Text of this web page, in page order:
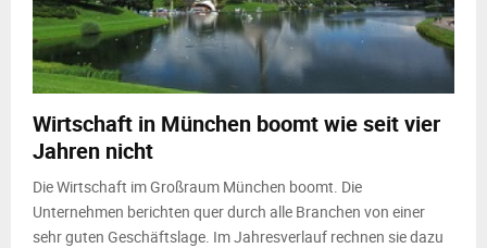
Wirtschaft in München boomt wie seit vier
Jahren nicht
Die Wirtschaft im Großraum München boomt. Die
Unternehmen berichten quer durch alle Branchen von einer
sehr guten Geschäftslage. Im Jahresverlauf rechnen sie dazu